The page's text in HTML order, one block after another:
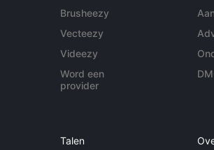
Brusheezy
Vecteezy
Videezy
Word een
provider
Talen